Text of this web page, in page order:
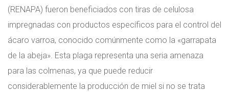
(RENAPA) fueron beneficiados con tiras de celulosa
impregnadas con productos específicos para el control del
ácaro varroa, conocido comúnmente como la «garrapata
de la abeja». Esta plaga representa una seria amenaza
para las colmenas, ya que puede reducir
considerablemente la producción de miel si no se trata